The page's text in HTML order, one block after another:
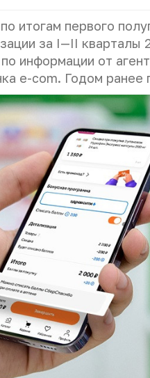
итогам первого
за I—II кварталы
информации от
e-com. Годом ранее